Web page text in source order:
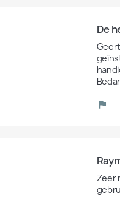
De
Zeer